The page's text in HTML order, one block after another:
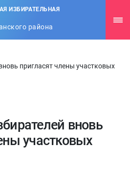
ИЗБИРАТЕЛЬНАЯ
района
пригласят члены участковых
вновь
участковых